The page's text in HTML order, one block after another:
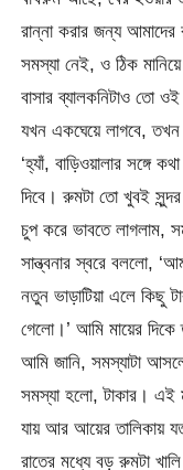
রান্না করার জন্য আমাদের
সমস্যা নেই, ও ঠিক
বাসার ব্যালকনিটাও তো
যখন একঘেয়ে লাগবে, তখন
‘হ্যাঁ, বাড়িওয়ালার সঙ্গে
দিবে। রুমটা তো খুবই
চুপ করে ভাবতে লাগলাম,
সান্ত্বনার স্বরে বললো,
নতুন ভাড়াটিয়া এলে কিছু
গেলো।’ আমি মায়ের দিকে
আমি জানি, সমস্যাটা
সমস্যা হলো, টাকার। এই
যায় আর আয়ের তালিকায়
রাতের মধ্যে বড় রুমটা